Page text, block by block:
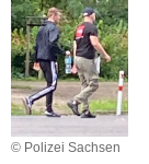
n
ü
b
e
f
l
i
e
r
g
e
n
s
b
r
c
s
t
a
h
i
© Polizei Sachsen